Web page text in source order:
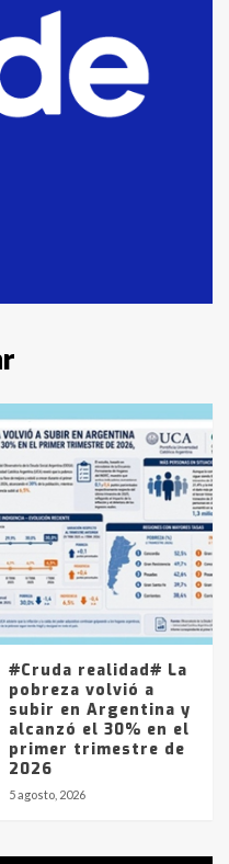
por
de drogas en la
el edificio de
Industrial del
adolescentes
lunes
5: falleció un
Lauquen
combustibles en
YPF hasta Axion
pesos
#Cruda realidad# La
pobreza volvió a
subir en Argentina y
alcanzó el 30% en el
primer trimestre de
2026
5 agosto, 2026